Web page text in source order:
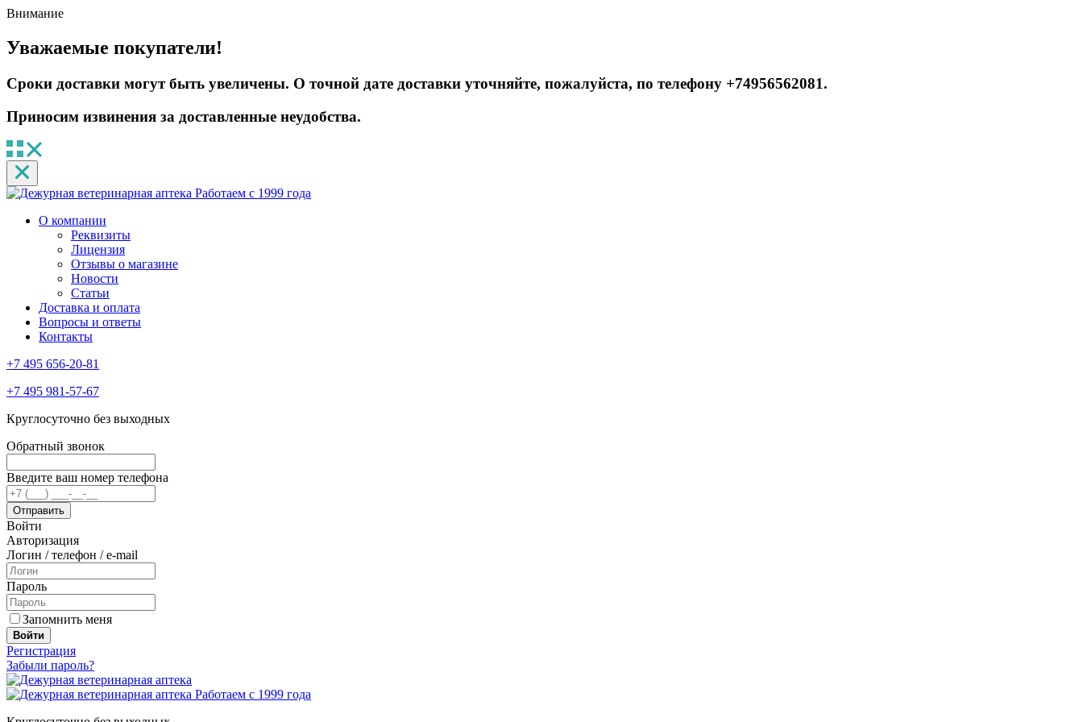
Внимание
Уважаемые покупатели!
Сроки доставки могут быть увеличены. О точной дате доставки уточняйте, пожалуйста, по телефону +74956562081.
Приносим извинения за доставленные неудобства.
Работаем с 1999 года
О компании
Реквизиты
Лицензия
Отзывы о магазине
Новости
Статьи
Доставка и оплата
Вопросы и ответы
Контакты
+7 495 656-20-81
+7 495 981-57-67
Круглосуточно без выходных
Обратный звонок
Введите ваш номер телефона
Войти
Авторизация
Логин / телефон / e-mail
Пароль
Запомнить меня
Войти
Регистрация
Забыли пароль?
Работаем с 1999 года